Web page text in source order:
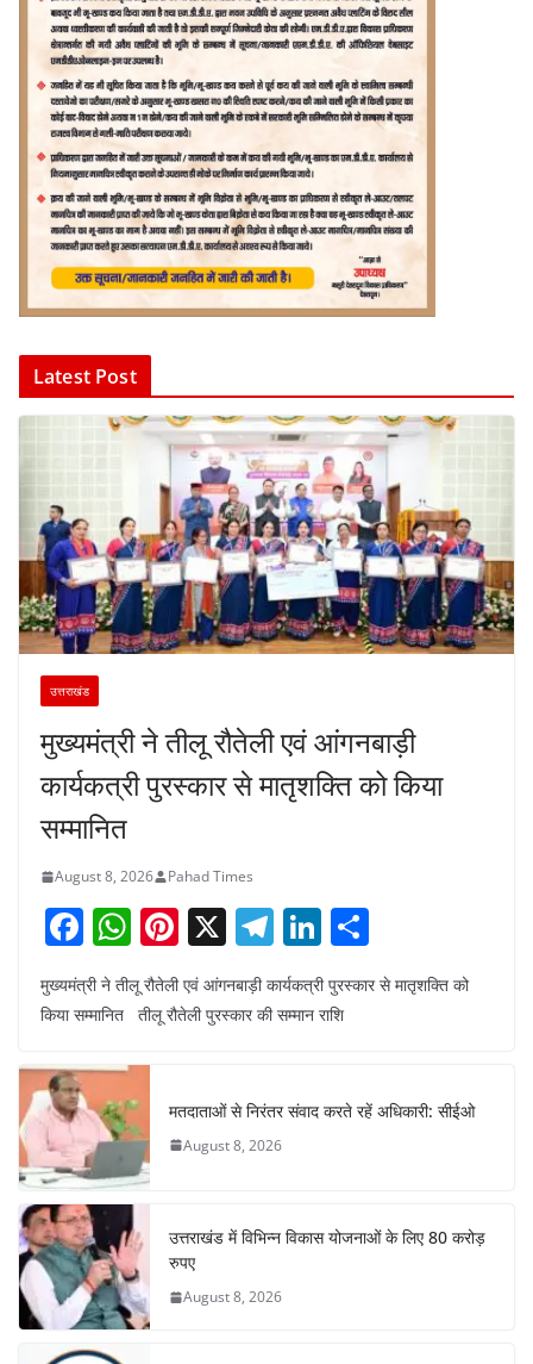
Latest Post
उत्तराखंड
मुख्यमंत्री ने तीलू रौतेली एवं आंगनबाड़ी
कार्यकत्री पुरस्कार से मातृशक्ति को किया
सम्मानित
August 8, 2026 Pahad Times
F
a
c
b
o
o
k
W
h
at
A
p
p
Pi
nt
er
X T
el
e
m
Li
n
k
n
h
ar
मुख्यमंत्री ने तीलू रौतेली एवं आंगनबाड़ी कार्यकत्री पुरस्कार से मातृशक्ति को
किया सम्मानित तीलू रौतेली पुरस्कार की सम्मान राशि
मतदाताओं से निरंतर संवाद करते रहें अधिकारी: सीईओ
August 8, 2026
उत्तराखंड में विभिन्न विकास योजनाओं के लिए 80 करोड़
रुपए
August 8, 2026